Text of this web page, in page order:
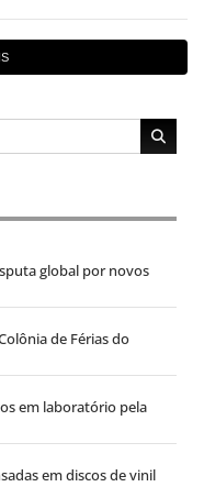
global por novos
de Férias do
em laboratório pela
em discos de vinil